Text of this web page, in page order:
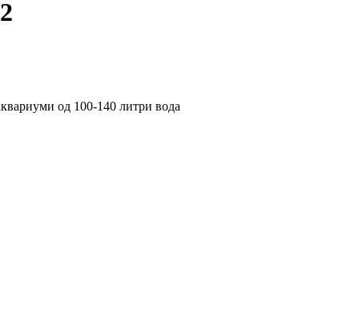
од 100-140 литри вода